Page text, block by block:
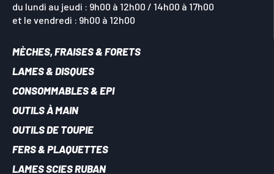
du lundi au jeudi : 9h00 à 12h00 / 14h00 à 17h00
et le vendredi : 9h00 à 12h00
MÈCHES, FRAISES & FORETS
LAMES & DISQUES
CONSOMMABLES & EPI
OUTILS À MAIN
OUTILS DE TOUPIE
FERS & PLAQUETTES
LAMES SCIES RUBAN